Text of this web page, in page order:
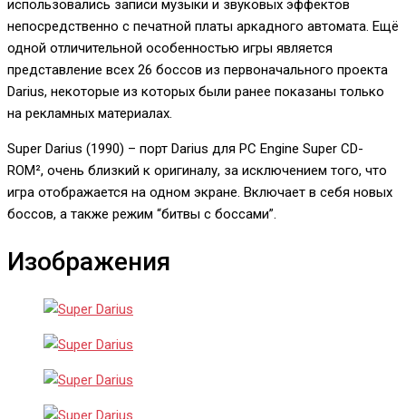
использовались записи музыки и звуковых эффектов
непосредственно с печатной платы аркадного автомата. Ещё
одной отличительной особенностью игры является
представление всех 26 боссов из первоначального проекта
Darius, некоторые из которых были ранее показаны только
на рекламных материалах.
Super Darius (1990) – порт Darius для PC Engine Super CD-
ROM², очень близкий к оригиналу, за исключением того, что
игра отображается на одном экране. Включает в себя новых
боссов, а также режим “битвы с боссами”.
Изображения